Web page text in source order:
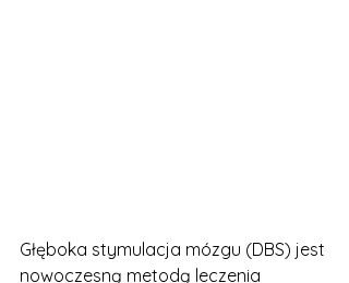
Głęboka stymulacja mózgu (DBS) jest
nowoczesną metodą leczenia